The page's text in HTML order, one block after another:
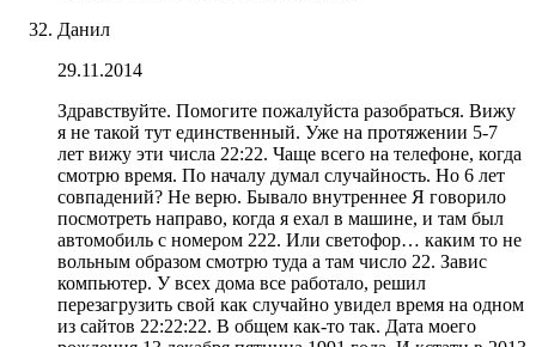
Данил
29.11.2014
Здравствуйте. Помогите пожалуйста разобраться. Вижу
я не такой тут единственный. Уже на протяжении 5-7
лет вижу эти числа 22:22. Чаще всего на телефоне, когда
смотрю время. По началу думал случайность. Но 6 лет
совпадений? Не верю. Бывало внутреннее Я говорило
посмотреть направо, когда я ехал в машине, и там был
автомобиль с номером 222. Или светофор… каким то не
вольным образом смотрю туда а там число 22. Завис
компьютер. У всех дома все работало, решил
перезагрузить свой как случайно увидел время на одном
из сайтов 22:22:22. В общем как-то так. Дата моего